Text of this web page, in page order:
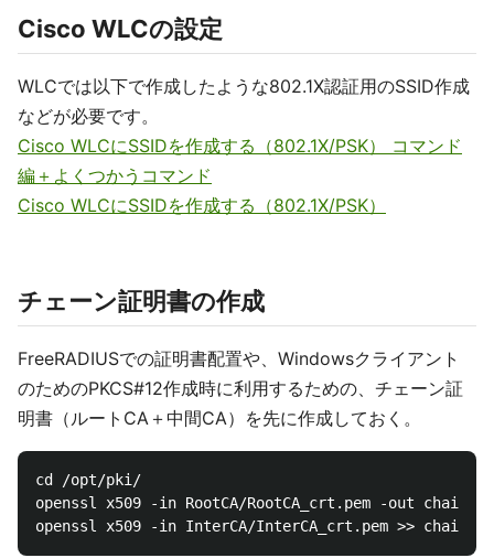
Cisco WLCの設定
WLCでは以下で作成したような802.1X認証用のSSID作成
などが必要です。
Cisco WLCにSSIDを作成する（802.1X/PSK） コマンド
編＋よくつかうコマンド
Cisco WLCにSSIDを作成する（802.1X/PSK）
チェーン証明書の作成
FreeRADIUSでの証明書配置や、Windowsクライアント
のためのPKCS#12作成時に利用するための、チェーン証
明書（ルートCA＋中間CA）を先に作成しておく。
cd /opt/pki/
openssl x509 -in RootCA/RootCA_crt.pem -out